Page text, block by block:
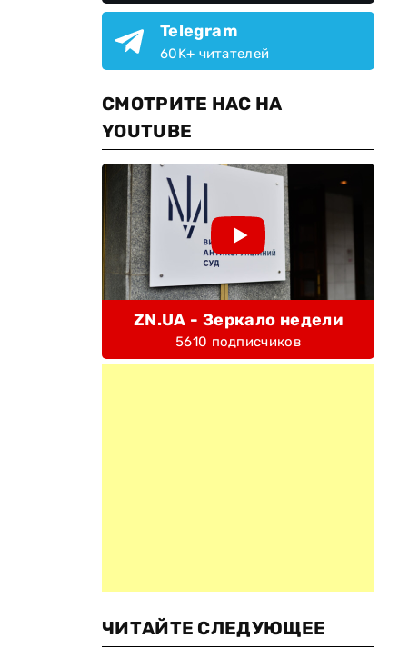
Telegram
60K+ читателей
СМОТРИТЕ НАС НА
YOUTUBE
ZN.UA - Зеркало недели
5610 подписчиков
ЧИТАЙТЕ СЛЕДУЮЩЕЕ